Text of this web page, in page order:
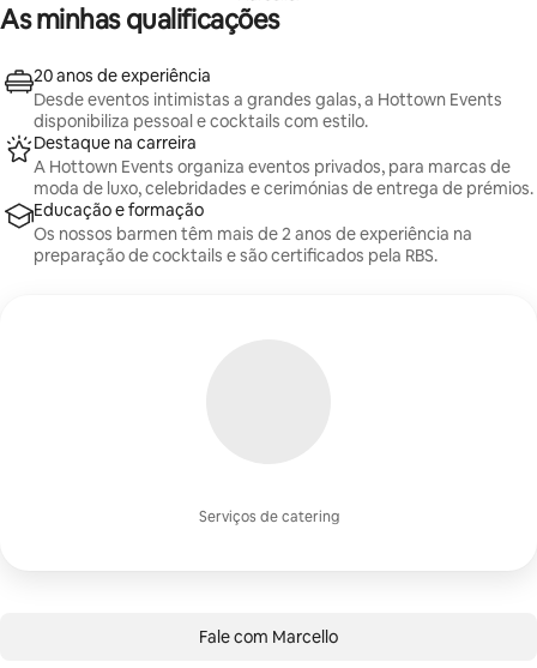
connosco para finalizar os detalhes!
As minhas qualificações
Serviços de catering
20 anos de experiência
Desde eventos intimistas a grandes galas, a Hottown Events
disponibiliza pessoal e cocktails com estilo.
Destaque na carreira
A Hottown Events organiza eventos privados, para marcas de
moda de luxo, celebridades e cerimónias de entrega de prémios.
Educação e formação
Os nossos barmen têm mais de 2 anos de experiência na
preparação de cocktails e são certificados pela RBS.
Fale com Marcello